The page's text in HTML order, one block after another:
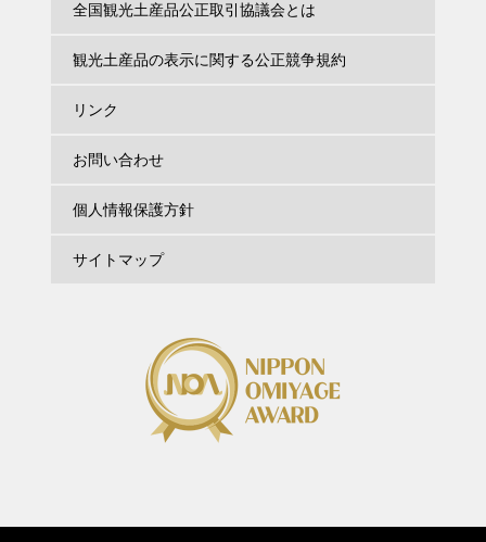
全国観光土産品公正取引協議会とは
観光土産品の表示に関する公正競争規約
リンク
お問い合わせ
個人情報保護方針
サイトマップ